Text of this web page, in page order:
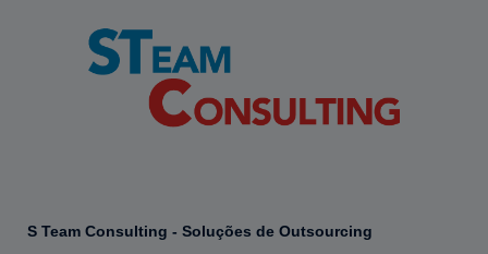
S Team Consulting - Soluções de Outsourcing